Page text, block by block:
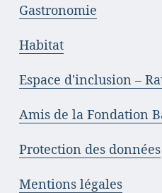
Gastronomie
Habitat
Espace d'inclusion –
Amis de la Fondation
Protection des données
Mentions légales